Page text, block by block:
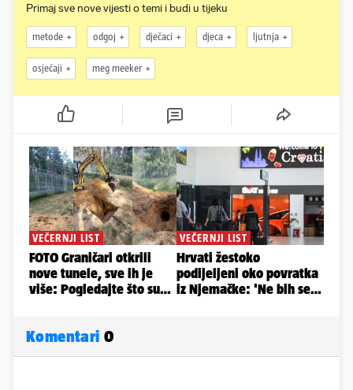
Primaj sve nove vijesti o temi i budi u tijeku
metode odgoj dječaci djeca ljutnja
osjećaji meg meeker
Komentari 0